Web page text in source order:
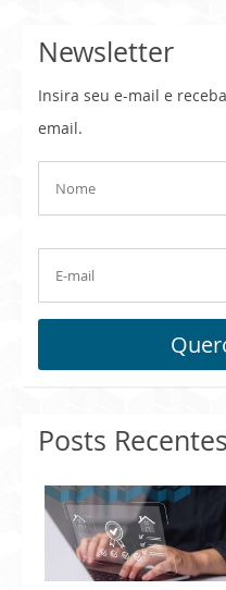
Newsletter
Insira seu e-mail e
email.
Posts Recentes